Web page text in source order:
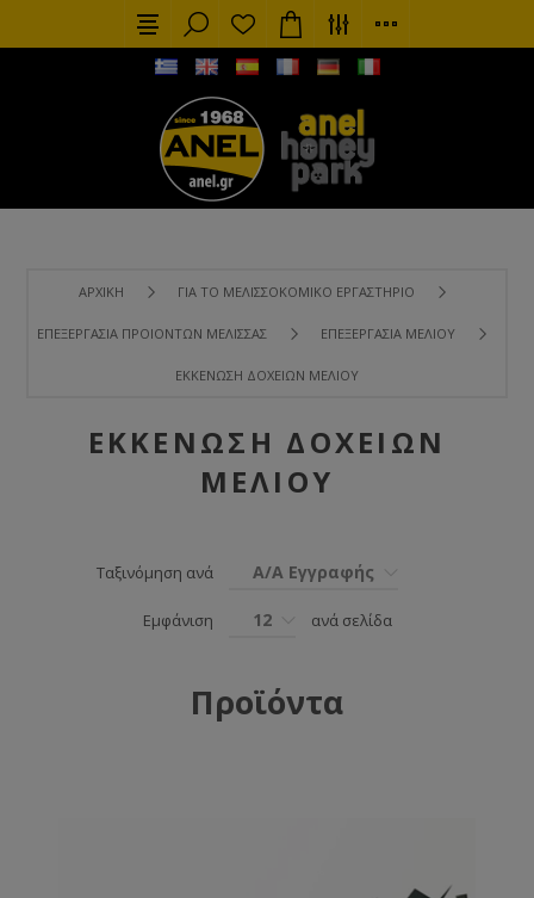
ΑΡΧΙΚΉ ΓΙΑ ΤΟ ΜΕΛΙΣΣΟΚΟΜΙΚΌ ΕΡΓΑΣΤΉΡΙΟ
ΕΠΕΞΕΡΓΑΣΊΑ ΠΡΟΙΌΝΤΩΝ ΜΈΛΙΣΣΑΣ ΕΠΕΞΕΡΓΑΣΊΑ ΜΕΛΙΟΎ
ΕΚΚΈΝΩΣΗ ΔΟΧΕΊΩΝ ΜΕΛΙΟΎ
ΕΚΚΈΝΩΣΗ ΔΟΧΕΊΩΝ
ΜΕΛΙΟΎ
Ταξινόμηση ανά Α/Α Εγγραφής
Εμφάνιση 12 ανά σελίδα
Προϊόντα